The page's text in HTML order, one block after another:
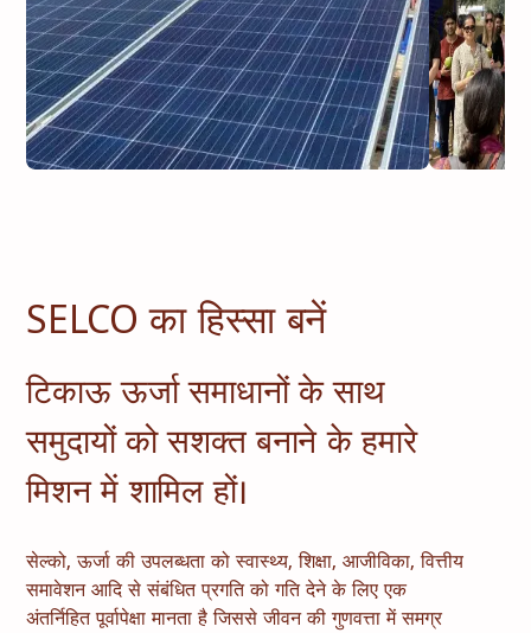
SELCO का हिस्सा बनें
टिकाऊ ऊर्जा समाधानों के साथ
समुदायों को सशक्त बनाने के हमारे
मिशन में शामिल हों।
सेल्को, ऊर्जा की उपलब्धता को स्वास्थ्य, शिक्षा, आजीविका, वित्तीय
समावेशन आदि से संबंधित प्रगति को गति देने के लिए एक
अंतर्निहित पूर्वापेक्षा मानता है जिससे जीवन की गुणवत्ता में समग्र